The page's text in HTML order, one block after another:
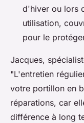
d'hiver ou lors
utilisation,
pour le
Jacques,
"L'entretien
votre portillon en
réparations, car
différence à long